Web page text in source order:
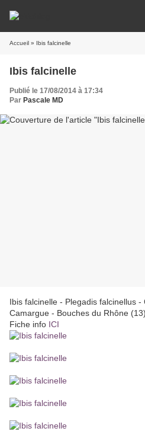
Accueil » Ibis falcinelle
Ibis falcinelle
Publié le 17/08/2014 à 17:34
Par Pascale MD
Ibis falcinelle - Plegadis falcinellus -
Camargue - Bouches du Rhône (13)
Fiche info ICI